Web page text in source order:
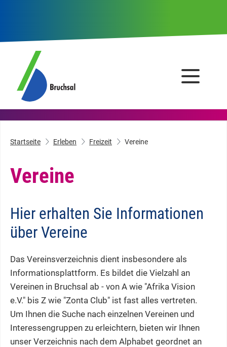
Startseite Erleben Freizeit Vereine
Vereine
Hier erhalten Sie Informationen
über Vereine
Das Vereinsverzeichnis dient insbesondere als
Informationsplattform. Es bildet die Vielzahl an
Vereinen in Bruchsal ab - von A wie "Afrika Vision
e.V." bis Z wie "Zonta Club" ist fast alles vertreten.
Um Ihnen die Suche nach einzelnen Vereinen und
Interessengruppen zu erleichtern, bieten wir Ihnen
unser Verzeichnis nach dem Alphabet geordnet an